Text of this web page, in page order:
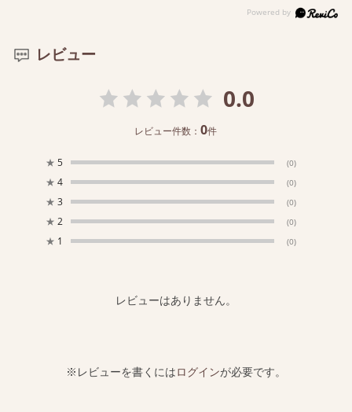
レビュー
0.0
レビュー件数：0件
★ 5 (0)
★ 4 (0)
★ 3 (0)
★ 2 (0)
★ 1 (0)
レビューはありません。
※レビューを書くにはログインが必要です。